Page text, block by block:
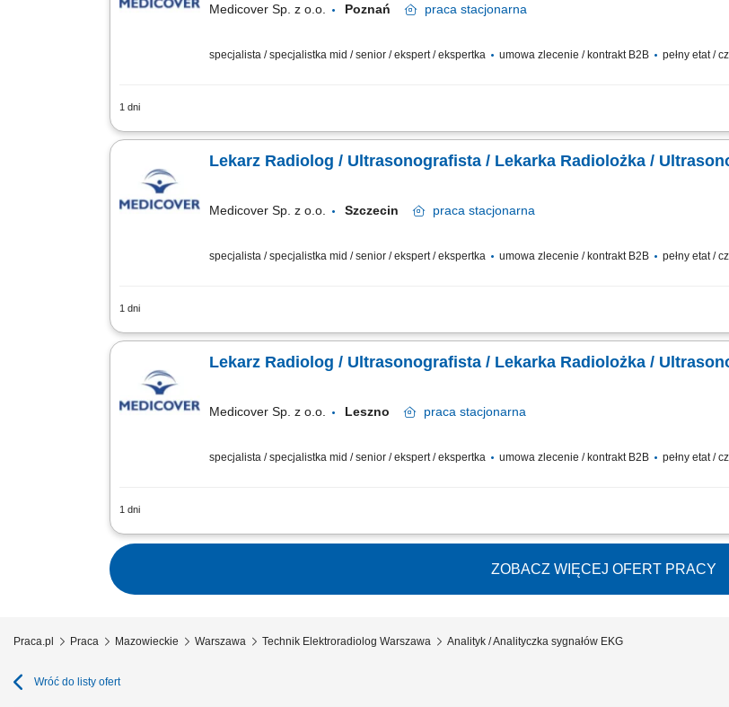
Medicover Sp. z o.o. Poznań praca stacjonarna
specjalista / specjalistka mid / senior / ekspert / ekspertka umowa zlecenie / kontrakt B2B pełny etat /
1 dni
Będziesz odpowiedzialny/-a za: wykonywanie i opis badań USG ​​ prowadzenie elektronicznej
Lekarz Radiolog / Ultrasonografista / Lekarka Radiolożka /
Medicover Sp. z o.o. Szczecin praca stacjonarna
specjalista / specjalistka mid / senior / ekspert / ekspertka umowa zlecenie / kontrakt B2B pełny etat /
1 dni
Będziesz odpowiedzialny/-a za: wykonywanie i opis badań USG ​​ prowadzenie elektronicznej
Lekarz Radiolog / Ultrasonografista / Lekarka Radiolożka /
Medicover Sp. z o.o. Leszno praca stacjonarna
specjalista / specjalistka mid / senior / ekspert / ekspertka umowa zlecenie / kontrakt B2B pełny etat /
1 dni
Będziesz odpowiedzialny/-a za: wykonywanie i opis badań USG ​​ prowadzenie elektronicznej
ZOBACZ WIĘCEJ OFERT PRACY
Praca.pl Praca Mazowieckie Warszawa Technik Elektroradiolog Warszawa Analityk / Analityczka sygnałów EKG
Wróć do listy ofert